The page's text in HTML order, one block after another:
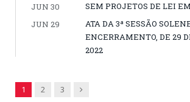
JUN 30
SEM PROJETOS DE LEI
JUN 29
ATA DA 3ª SESSÃO
ENCERRAMENTO, DE 29
2022
1 2 3 Next